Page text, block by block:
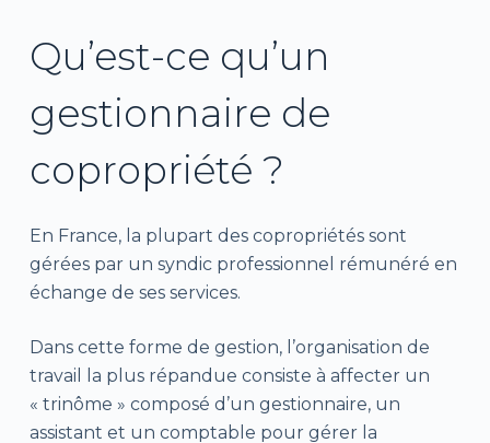
Qu’est-ce qu’un
gestionnaire de
copropriété ?
En France, la plupart des copropriétés sont
gérées par un syndic professionnel rémunéré en
échange de ses services.
Dans cette forme de gestion, l’organisation de
travail la plus répandue consiste à affecter un
« trinôme » composé d’un gestionnaire, un
assistant et un comptable pour gérer la